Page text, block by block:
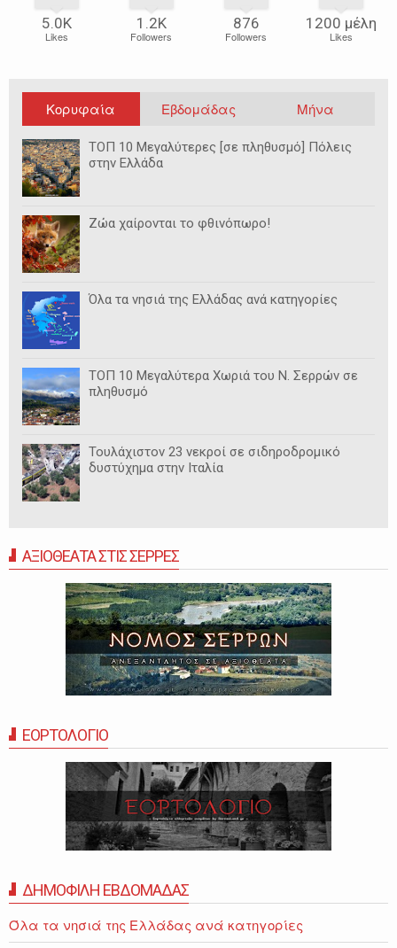
5.0Κ
Likes
1.2Κ
Followers
876
Followers
1200 μέλη
Likes
Κορυφαία Εβδομάδας Μήνα
ΤΟΠ 10 Μεγαλύτερες [σε πληθυσμό] Πόλεις
στην Ελλάδα
Ζώα χαίρονται το φθινόπωρο!
Όλα τα νησιά της Ελλάδας ανά κατηγορίες
ΤΟΠ 10 Μεγαλύτερα Χωριά του Ν. Σερρών σε
πληθυσμό
Τουλάχιστον 23 νεκροί σε σιδηροδρομικό
δυστύχημα στην Ιταλία
ΑΞΙΟΘΕΑΤΑ ΣΤΙΣ ΣΕΡΡΕΣ
ΕΟΡΤΟΛΟΓΙΟ
ΔΗΜΟΦΙΛΗ ΕΒΔΟΜΑΔΑΣ
Όλα τα νησιά της Ελλάδας ανά κατηγορίες